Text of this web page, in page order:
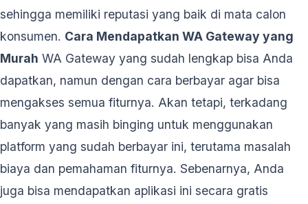
sehingga memiliki reputasi yang baik di mata calon
konsumen. Cara Mendapatkan WA Gateway yang
Murah WA Gateway yang sudah lengkap bisa Anda
dapatkan, namun dengan cara berbayar agar bisa
mengakses semua fiturnya. Akan tetapi, terkadang
banyak yang masih binging untuk menggunakan
platform yang sudah berbayar ini, terutama masalah
biaya dan pemahaman fiturnya. Sebenarnya, Anda
juga bisa mendapatkan aplikasi ini secara gratis